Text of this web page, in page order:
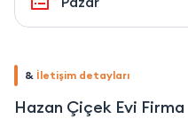
& İletişim detayları
Hazan Çiçek Evi Firma